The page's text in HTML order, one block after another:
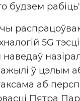
будзем
5G
ў цэлым
аб
Пятра